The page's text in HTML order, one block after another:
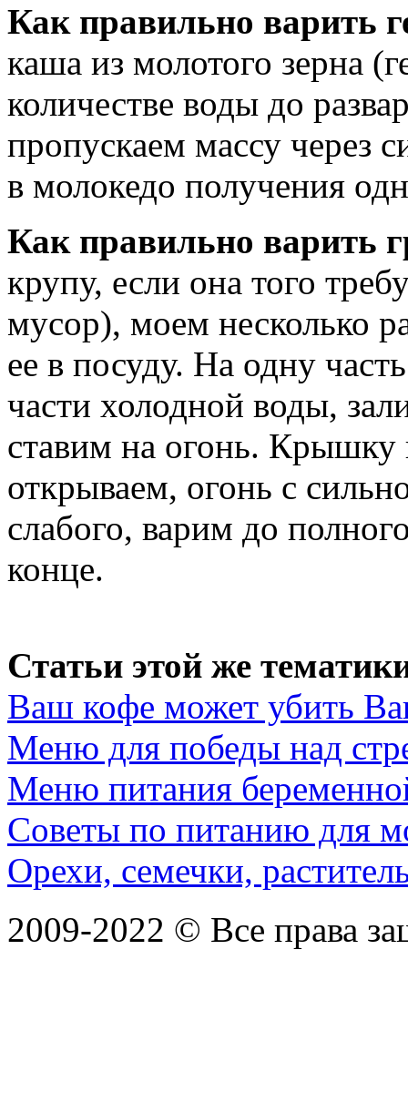
Как правильно варить
каша из молотого зерна
количестве воды до
пропускаем массу через
в молокедо получения
Как правильно варить
крупу, если она того
мусор), моем несколько
ее в посуду. На одну
части холодной воды,
ставим на огонь. Крышку
открываем, огонь с
слабого, варим до
конце.
Статьи этой же
Ваш кофе может убить
Меню для победы над
Меню питания
Советы по питанию для
Орехи, семечки,
2009-2022 © Все права